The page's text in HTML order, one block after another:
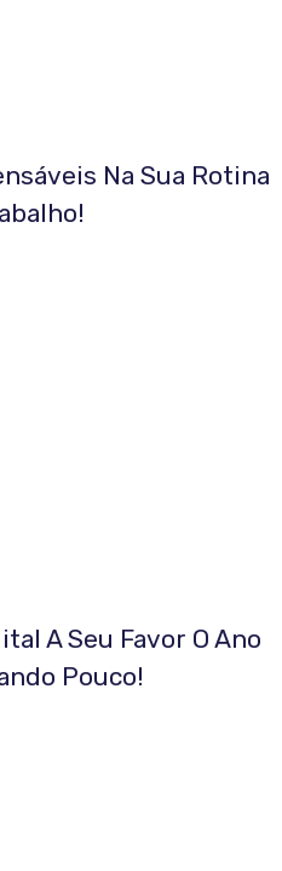
Na Sua Rotina
A Seu Favor O Ano
Pouco!